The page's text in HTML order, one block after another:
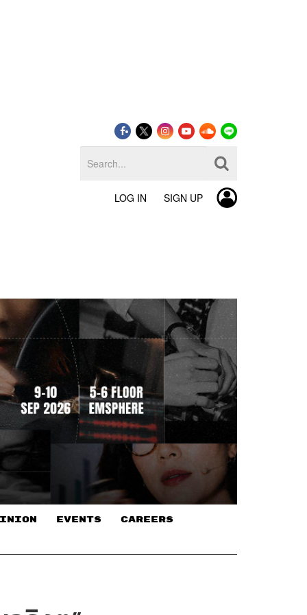
LOG IN SIGN UP
EVENTS CAREERS